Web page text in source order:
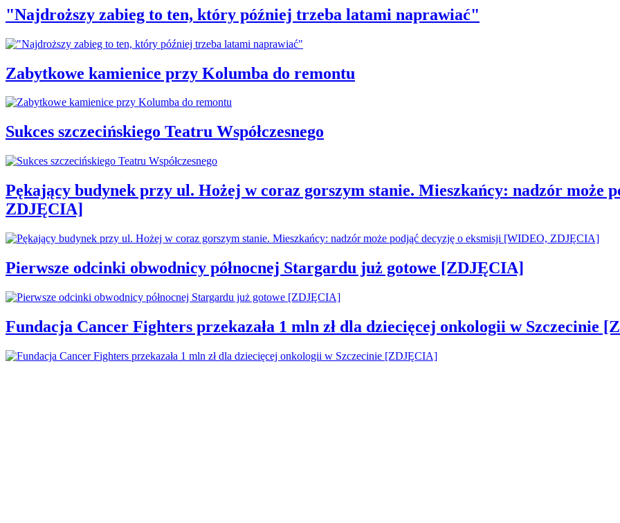
"Najdroższy zabieg to ten, który później trzeba latami naprawiać"
Zabytkowe kamienice przy Kolumba do remontu
Sukces szczecińskiego Teatru Współczesnego
Pękający budynek przy ul. Hożej w coraz gorszym stanie. Mieszkańcy: nadzór może
ZDJĘCIA]
Pierwsze odcinki obwodnicy północnej Stargardu już gotowe [ZDJĘCIA]
Fundacja Cancer Fighters przekazała 1 mln zł dla dziecięcej onkologii w Szczecinie